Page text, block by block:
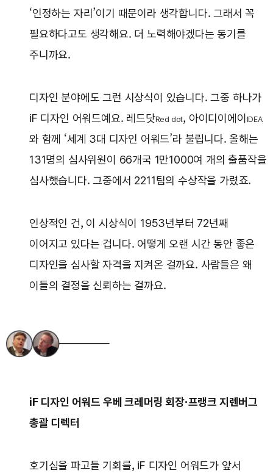
‘인정하는 자리’이기 때문이라 생각합니다. 그래서 꼭
필요하다고도 생각해요. 더 노력해야겠다는 동기를
주니까요.
디자인 분야에도 그런 시상식이 있습니다. 그중 하나가
iF 디자인 어워드예요. 레드닷Red dot, 아이디이에이 IDEA
와 함께 ‘세계 3대 디자인 어워드’라 불립니다. 올해는
131명의 심사위원이 66개국 1만1000여 개의 출품작을
심사했습니다. 그중에서 2211팀의 수상작을 가렸죠.
인상적인 건, 이 시상식이 1953년부터 72년째
이어지고 있다는 겁니다. 어떻게 오랜 시간 동안 좋은
디자인을 심사할 자격을 지켜온 걸까요. 사람들은 왜
이들의 결정을 신뢰하는 걸까요.
iF 디자인 어워드 우베 크레머링 회장·프랭크 지렌버그
총괄 디렉터
호기심을 파고들 기회를, iF 디자인 어워드가 앞서